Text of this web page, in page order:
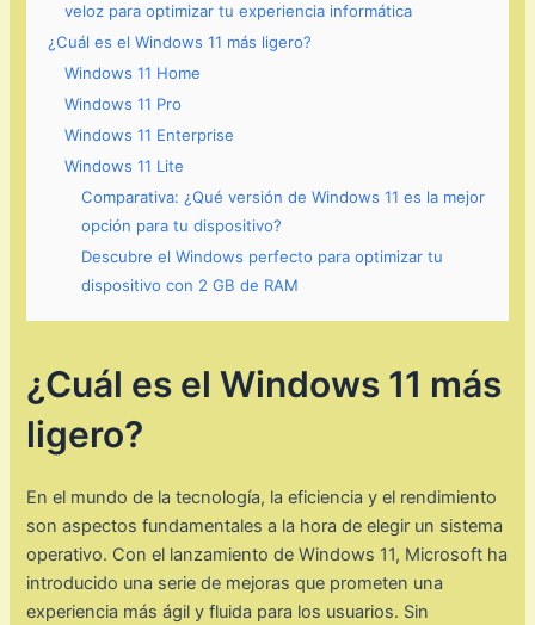
veloz para optimizar tu experiencia informática
¿Cuál es el Windows 11 más ligero?
Windows 11 Home
Windows 11 Pro
Windows 11 Enterprise
Windows 11 Lite
Comparativa: ¿Qué versión de Windows 11 es la mejor
opción para tu dispositivo?
Descubre el Windows perfecto para optimizar tu
dispositivo con 2 GB de RAM
¿Cuál es el Windows 11 más
ligero?
En el mundo de la tecnología, la eficiencia y el rendimiento
son aspectos fundamentales a la hora de elegir un sistema
operativo. Con el lanzamiento de Windows 11, Microsoft ha
introducido una serie de mejoras que prometen una
experiencia más ágil y fluida para los usuarios. Sin